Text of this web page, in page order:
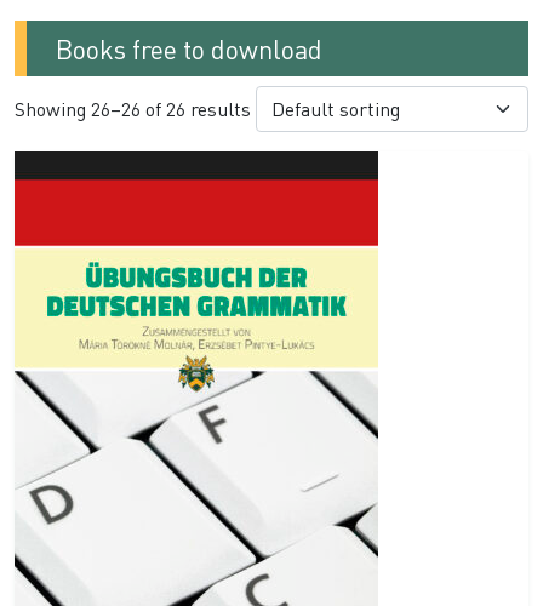
Books free to download
Showing 26–26 of 26 results